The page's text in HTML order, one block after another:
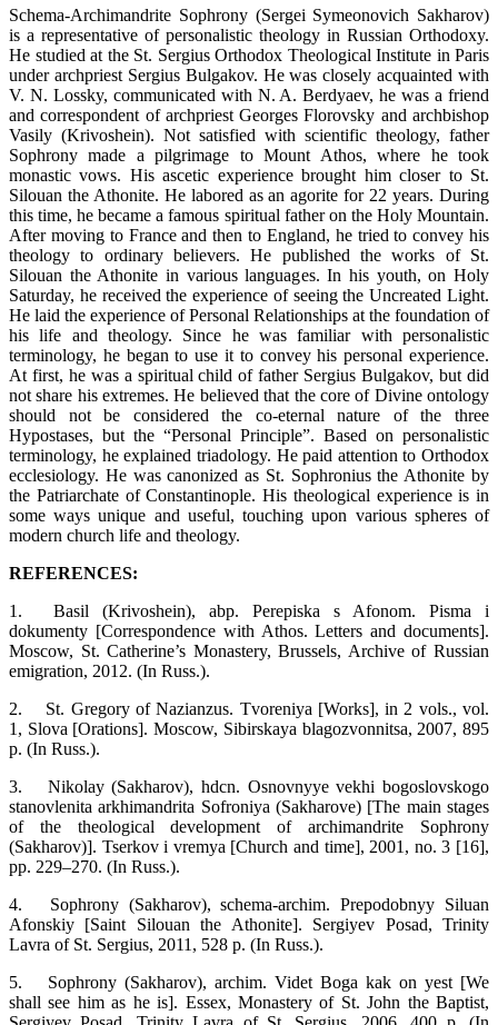
Schema-Archimandrite Sophrony (Sergei Symeonovich Sakharov)
is a representative of personalistic theology in Russian Orthodoxy.
He studied at the St. Sergius Orthodox Theological Institute in Paris
under archpriest Sergius Bulgakov. He was closely acquainted with
V. N. Lossky, communicated with N. A. Berdyaev, he was a friend
and correspondent of archpriest Georges Florovsky and archbishop
Vasily (Krivoshein). Not satisfied with scientific theology, father
Sophrony made a pilgrimage to Mount Athos, where he took
monastic vows. His ascetic experience brought him closer to St.
Silouan the Athonite. He labored as an agorite for 22 years. During
this time, he became a famous spiritual father on the Holy Mountain.
After moving to France and then to England, he tried to convey his
theology to ordinary believers. He published the works of St.
Silouan the Athonite in various languages. In his youth, on Holy
Saturday, he received the experience of seeing the Uncreated Light.
He laid the experience of Personal Relationships at the foundation of
his life and theology. Since he was familiar with personalistic
terminology, he began to use it to convey his personal experience.
At first, he was a spiritual child of father Sergius Bulgakov, but did
not share his extremes. He believed that the core of Divine ontology
should not be considered the co-eternal nature of the three
Hypostases, but the “Personal Principle”. Based on personalistic
terminology, he explained triadology. He paid attention to Orthodox
ecclesiology. He was canonized as St. Sophronius the Athonite by
the Patriarchate of Constantinople. His theological experience is in
some ways unique and useful, touching upon various spheres of
modern church life and theology.
REFERENCES:
1.
Basil (Krivoshein), abp. Perepiska s Afonom. Pisma i
dokumenty [Correspondence with Athos. Letters and documents].
Moscow, St. Catherine’s Monastery, Brussels, Archive of Russian
emigration, 2012. (In Russ.).
2.
St. Gregory of Nazianzus. Tvoreniya [Works], in 2 vols., vol.
1, Slova [Orations]. Moscow, Sibirskaya blagozvonnitsa, 2007, 895
p. (In Russ.).
3.
Nikolay (Sakharov), hdcn. Osnovnyye vekhi bogoslovskogo
stanovlenita arkhimandrita Sofroniya (Sakharove) [The main stages
of the theological development of archimandrite Sophrony
(Sakharov)]. Tserkov i vremya [Church and time], 2001, no. 3 [16],
pp. 229–270. (In Russ.).
4.
Sophrony (Sakharov), schema-archim. Prepodobnyy Siluan
Afonskiy [Saint Silouan the Athonite]. Sergiyev Posad, Trinity
Lavra of St. Sergius, 2011, 528 p. (In Russ.).
5.
Sophrony (Sakharov), archim. Videt Boga kak on yest [We
shall see him as he is]. Essex, Monastery of St. John the Baptist,